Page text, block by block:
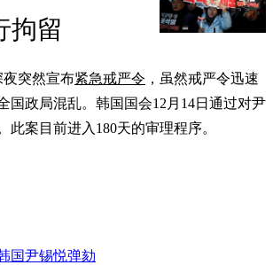
拘留
夜突然宣布紧急戒严令 ，虽然戒严令迅速
国政局混乱。韩国国会12月14日通过对尹
此案目前进入180天的审理程序。
国尹锡悦弹劾